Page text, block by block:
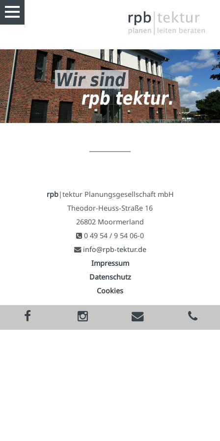
rpb|tektur Planungsgesellschaft mbH
Theodor-Heuss-Straße 16
26802 Moormerland
0 49 54 / 9 54 06-0
info@rpb-tektur.de
Impressum
Datenschutz
Cookies